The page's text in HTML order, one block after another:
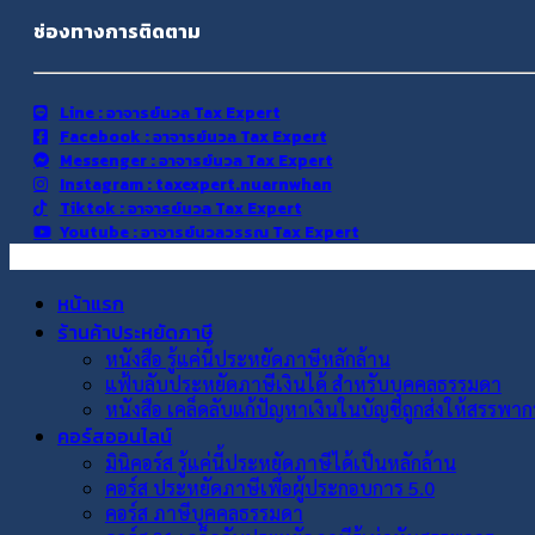
ช่องทางการติดตาม
Line : อาจารย์นวล Tax Expert
Facebook : อาจารย์นวล Tax Expert
Messenger : อาจารย์นวล Tax Expert
Instagram : taxexpert.nuarnwhan
Tiktok : อาจารย์นวล Tax Expert
Youtube : อาจารย์นวลวรรณ Tax Expert
หน้าแรก
ร้านค้าประหยัดภาษี
หนังสือ รู้แค่นี้ประหยัดภาษีหลักล้าน
แฟ้บลับประหยัดภาษีเงินได้ สำหรับบุคคลธรรมดา
หนังสือ เคล็ดลับแก้ปัญหาเงินในบัญชีถูกส่งให้สรรพาก
คอร์สออนไลน์
มินิคอร์ส รู้แค่นี้ประหยัดภาษีได้เป็นหลักล้าน
คอร์ส ประหยัดภาษีเพื่อผู้ประกอบการ 5.0
คอร์ส ภาษีบุคคลธรรมดา